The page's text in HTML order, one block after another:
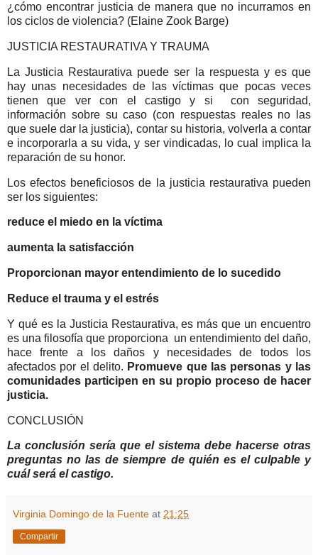
¿cómo encontrar justicia de manera que no incurramos en
los ciclos de violencia? (Elaine Zook Barge)
JUSTICIA RESTAURATIVA Y TRAUMA
La Justicia Restaurativa puede ser la respuesta y es que
hay unas necesidades de las víctimas que pocas veces
tienen que ver con el castigo y si con seguridad,
información sobre su caso (con respuestas reales no las
que suele dar la justicia), contar su historia, volverla a contar
e incorporarla a su vida, y ser vindicadas, lo cual implica la
reparación de su honor.
Los efectos beneficiosos de la justicia restaurativa pueden
ser los siguientes:
reduce el miedo en la víctima
aumenta la satisfacción
Proporcionan mayor entendimiento de lo sucedido
Reduce el trauma y el estrés
Y qué es la Justicia Restaurativa, es más que un encuentro
es una filosofía que proporciona un entendimiento del daño,
hace frente a los daños y necesidades de todos los
afectados por el delito. Promueve que las personas y las
comunidades participen en su propio proceso de hacer
justicia.
CONCLUSIÓN
La conclusión sería que el sistema debe hacerse otras
preguntas no las de siempre de quién es el culpable y
cuál será el castigo.
Virginia Domingo de la Fuente at 21:25
Compartir